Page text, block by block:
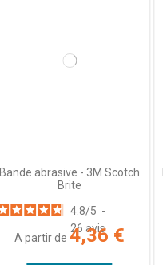
Bande abrasive - 3M Scotch
Brite
4.8/5 -
26 avis
A partir de 4,36 €